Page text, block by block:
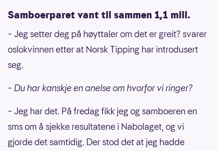
Samboerparet vant til sammen 1,1 mill.
– Jeg setter deg på høyttaler om det er greit? svarer
oslokvinnen etter at Norsk Tipping har introdusert
seg.
– Du har kanskje en anelse om hvorfor vi ringer?
– Jeg har det. På fredag fikk jeg og samboeren en
sms om å sjekke resultatene i Nabolaget, og vi
gjorde det samtidig. Der stod det at jeg hadde